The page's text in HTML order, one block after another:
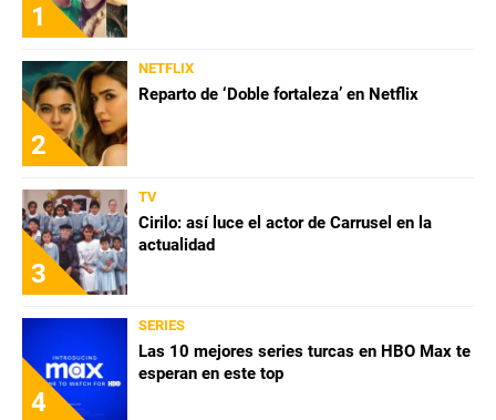
1
2
NETFLIX
Reparto de ‘Doble fortaleza’ en Netflix
3
TV
Cirilo: así luce el actor de Carrusel en la
actualidad
4
SERIES
Las 10 mejores series turcas en HBO Max te
esperan en este top